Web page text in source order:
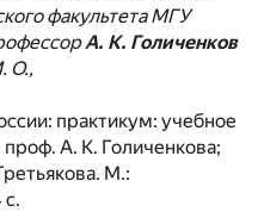
факультета МГУ
А. К. Голиченков
О.,
практикум: учебное
А. К. Голиченкова;
М.: